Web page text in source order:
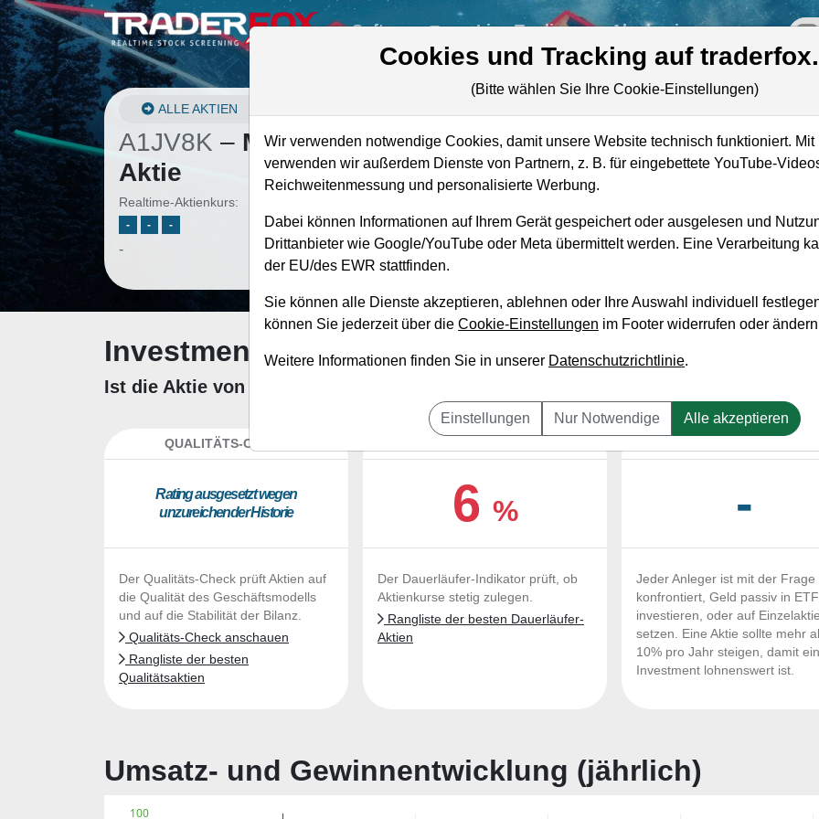
Software Live-Trading Akademie
ALLE AKTIEN
A1JV8K – MRC Global
Aktie
Realtime-Aktienkurs:
- - -
-
Investment-Check: Kaufempfehlung?
Ist die Aktie von MRC Global zum Kaufen und Liegenlassen geeignet?
QUALITÄTS-CHECK
Ra­ting aus­ge­setzt we­gen
un­zu­rei­chen­der His­to­rie
Der Qualitäts-Check prüft Aktien auf
die Qualität des Geschäftsmodells
und auf die Stabilität der Bilanz.
Qualitäts-Check anschauen
Rangliste der besten
Qualitätsaktien
6%
Der Dauerläufer-Indikator prüft, ob
Aktienkurse stetig zulegen.
Rangliste der besten Dauerläufer-
Aktien
-
Jeder Anleger ist mit der Frage
konfrontiert, Geld passiv in
investieren, oder auf
setzen. Eine Aktie sollte mehr
10% pro Jahr steigen, damit ein
Investment lohnenswert ist.
Umsatz- und Gewinnentwicklung (jährlich)
100
Cookies und Tracking auf
(Bitte wählen Sie Ihre Cookie-Einstellungen)
Wir verwenden notwendige Cookies, damit unsere Website technisch funktioniert.
verwenden wir außerdem Dienste von Partnern, z. B. für eingebettete YouTube-
Reichweitenmessung und personalisierte Werbung.
Dabei können Informationen auf Ihrem Gerät gespeichert oder ausgelesen und
Drittanbieter wie Google/YouTube oder Meta übermittelt werden. Eine Verarbeitung
der EU/des EWR stattfinden.
Sie können alle Dienste akzeptieren, ablehnen oder Ihre Auswahl individuell
können Sie jederzeit über die Cookie-Einstellungen im Footer widerrufen oder
Weitere Informationen finden Sie in unserer Datenschutzrichtlinie.
Einstellungen Nur Notwendige Alle akzeptieren